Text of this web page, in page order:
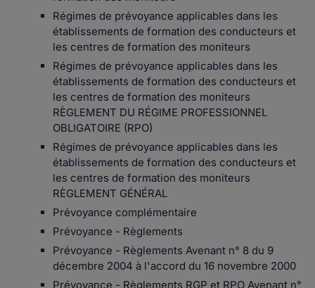
Régimes de prévoyance applicables dans les
établissements de formation des conducteurs et
les centres de formation des moniteurs
Régimes de prévoyance applicables dans les
établissements de formation des conducteurs et
les centres de formation des moniteurs
RÈGLEMENT DU RÉGIME PROFESSIONNEL
OBLIGATOIRE (RPO)
Régimes de prévoyance applicables dans les
établissements de formation des conducteurs et
les centres de formation des moniteurs
RÈGLEMENT GÉNÉRAL
Prévoyance complémentaire
Prévoyance - Règlements
Prévoyance - Règlements Avenant n° 8 du 9
décembre 2004 à l'accord du 16 novembre 2000
Prévoyance - Règlements RGP et RPO Avenant n°